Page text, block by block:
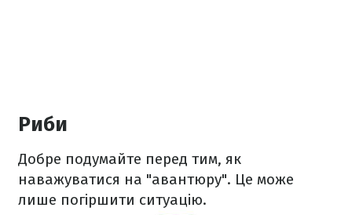
Риби
Добре подумайте перед тим, як
наважуватися на "авантюру". Це може
лише погіршити ситуацію.